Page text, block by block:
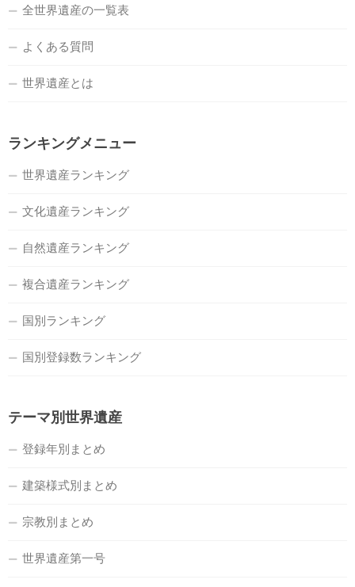
全世界遺産の一覧表
よくある質問
世界遺産とは
ランキングメニュー
世界遺産ランキング
文化遺産ランキング
自然遺産ランキング
複合遺産ランキング
国別ランキング
国別登録数ランキング
テーマ別世界遺産
登録年別まとめ
建築様式別まとめ
宗教別まとめ
世界遺産第一号